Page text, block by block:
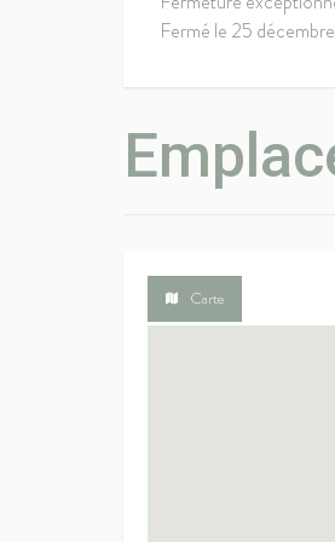
Fermé le 25
Carte